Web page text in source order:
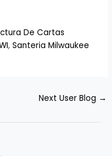
De Cartas
,Santeria Milwaukee
Next User Blog →